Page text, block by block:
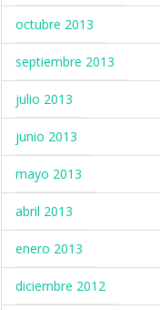
octubre 2013
septiembre 2013
julio 2013
junio 2013
mayo 2013
abril 2013
enero 2013
diciembre 2012